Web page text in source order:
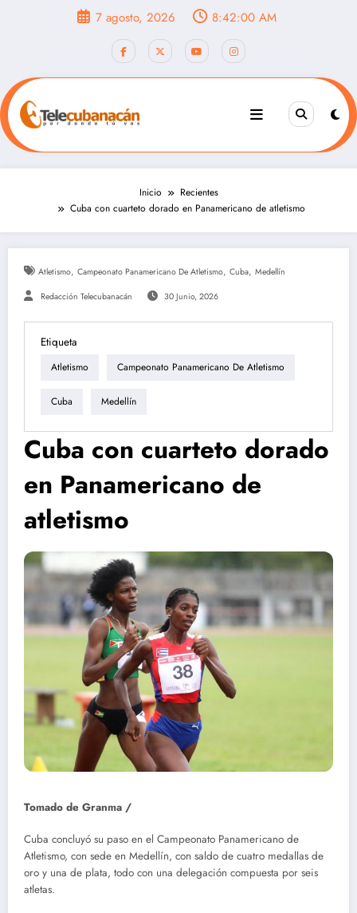
7 agosto, 2026 8:42:02 AM
Inicio
Recientes
Cuba con cuarteto dorado en Panamericano de atletismo
Atletismo, Campeonato Panamericano De Atletismo, Cuba, Medellín
Redacción Telecubanacán 30 Junio, 2026
Etiqueta
Atletismo Campeonato Panamericano De Atletismo
Cuba Medellín
Cuba con cuarteto dorado
en Panamericano de
atletismo
Tomado de Granma /
Cuba concluyó su paso en el Campeonato Panamericano de
Atletismo, con sede en Medellín, con saldo de cuatro medallas de
oro y una de plata, todo con una delegación compuesta por seis
atletas.